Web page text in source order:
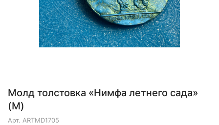
Молд толстовка «Нимфа летнего сада»
(M)
Арт. ARTMD1705